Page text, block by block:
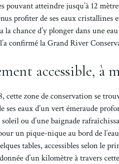
pouvant atteindre jusqu’à 12
profiter de ses eaux cristallines
chance d’y plonger dans une
confirmé la Grand River
accessible, à
cette zone de conservation se
eaux d’un vert émeraude
ou d’une baignade
un pique-nique au bord de
tables, accessibles selon le
d’un kilomètre à travers